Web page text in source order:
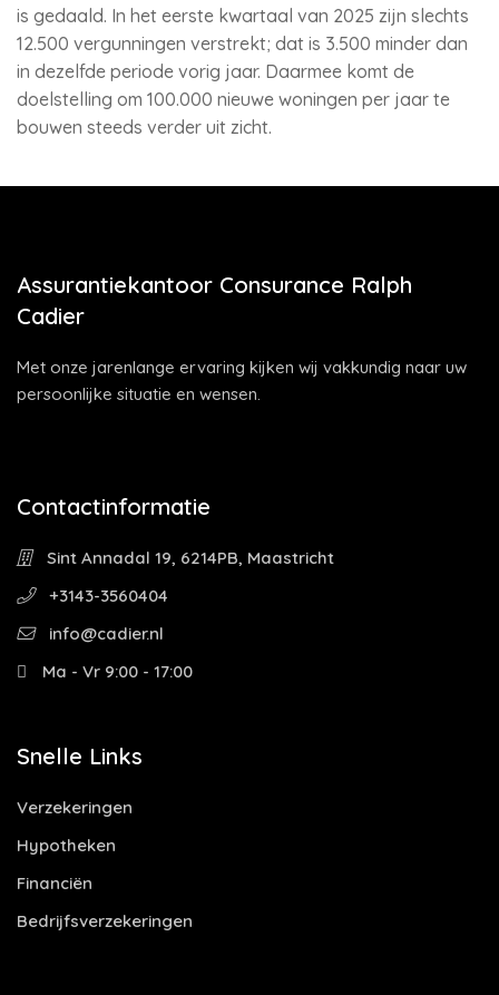
is gedaald. In het eerste kwartaal van 2025 zijn slechts
12.500 vergunningen verstrekt; dat is 3.500 minder dan
in dezelfde periode vorig jaar. Daarmee komt de
doelstelling om 100.000 nieuwe woningen per jaar te
bouwen steeds verder uit zicht.
Assurantiekantoor Consurance Ralph
Cadier
Met onze jarenlange ervaring kijken wij vakkundig naar uw
persoonlijke situatie en wensen.
Contactinformatie
Sint Annadal 19, 6214PB, Maastricht
+3143-3560404
info@cadier.nl
Ma - Vr 9:00 - 17:00
Snelle Links
Verzekeringen
Hypotheken
Financiën
Bedrijfsverzekeringen